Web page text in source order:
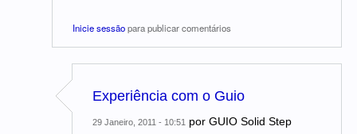
Inicie sessãopara publicar comentários
Experiência com o Guio
29 Janeiro, 2011 - 10:51 por GUIO Solid Step